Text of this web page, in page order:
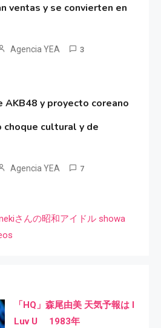
ventas y se convierten en
Agencia YEA 3
AKB48 y proyecto coreano
choque cultural y de
Agencia YEA 7
さんの昭和アイドル showa
「HQ」森尾由美 天気予報は I
Luv U 1983年